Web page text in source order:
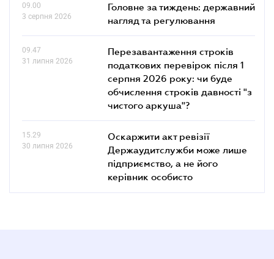
09.00
3 серпня 2026
Головне за тиждень: державний
нагляд та регулювання
09.47
31 липня 2026
Перезавантаження строків
податкових перевірок після 1
серпня 2026 року: чи буде
обчислення строків давності "з
чистого аркуша"?
15.29
30 липня 2026
Оскаржити акт ревізії
Держаудитслужби може лише
підприємство, а не його
керівник особисто